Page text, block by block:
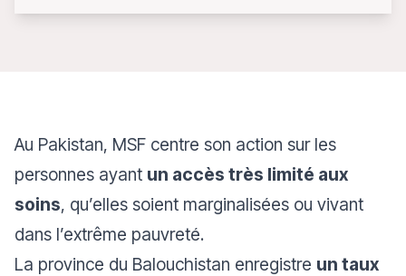
Au Pakistan, MSF centre son action sur les
personnes ayant un accès très limité aux
soins, qu’elles soient marginalisées ou vivant
dans l’extrême pauvreté.
La province du Balouchistan enregistre un taux